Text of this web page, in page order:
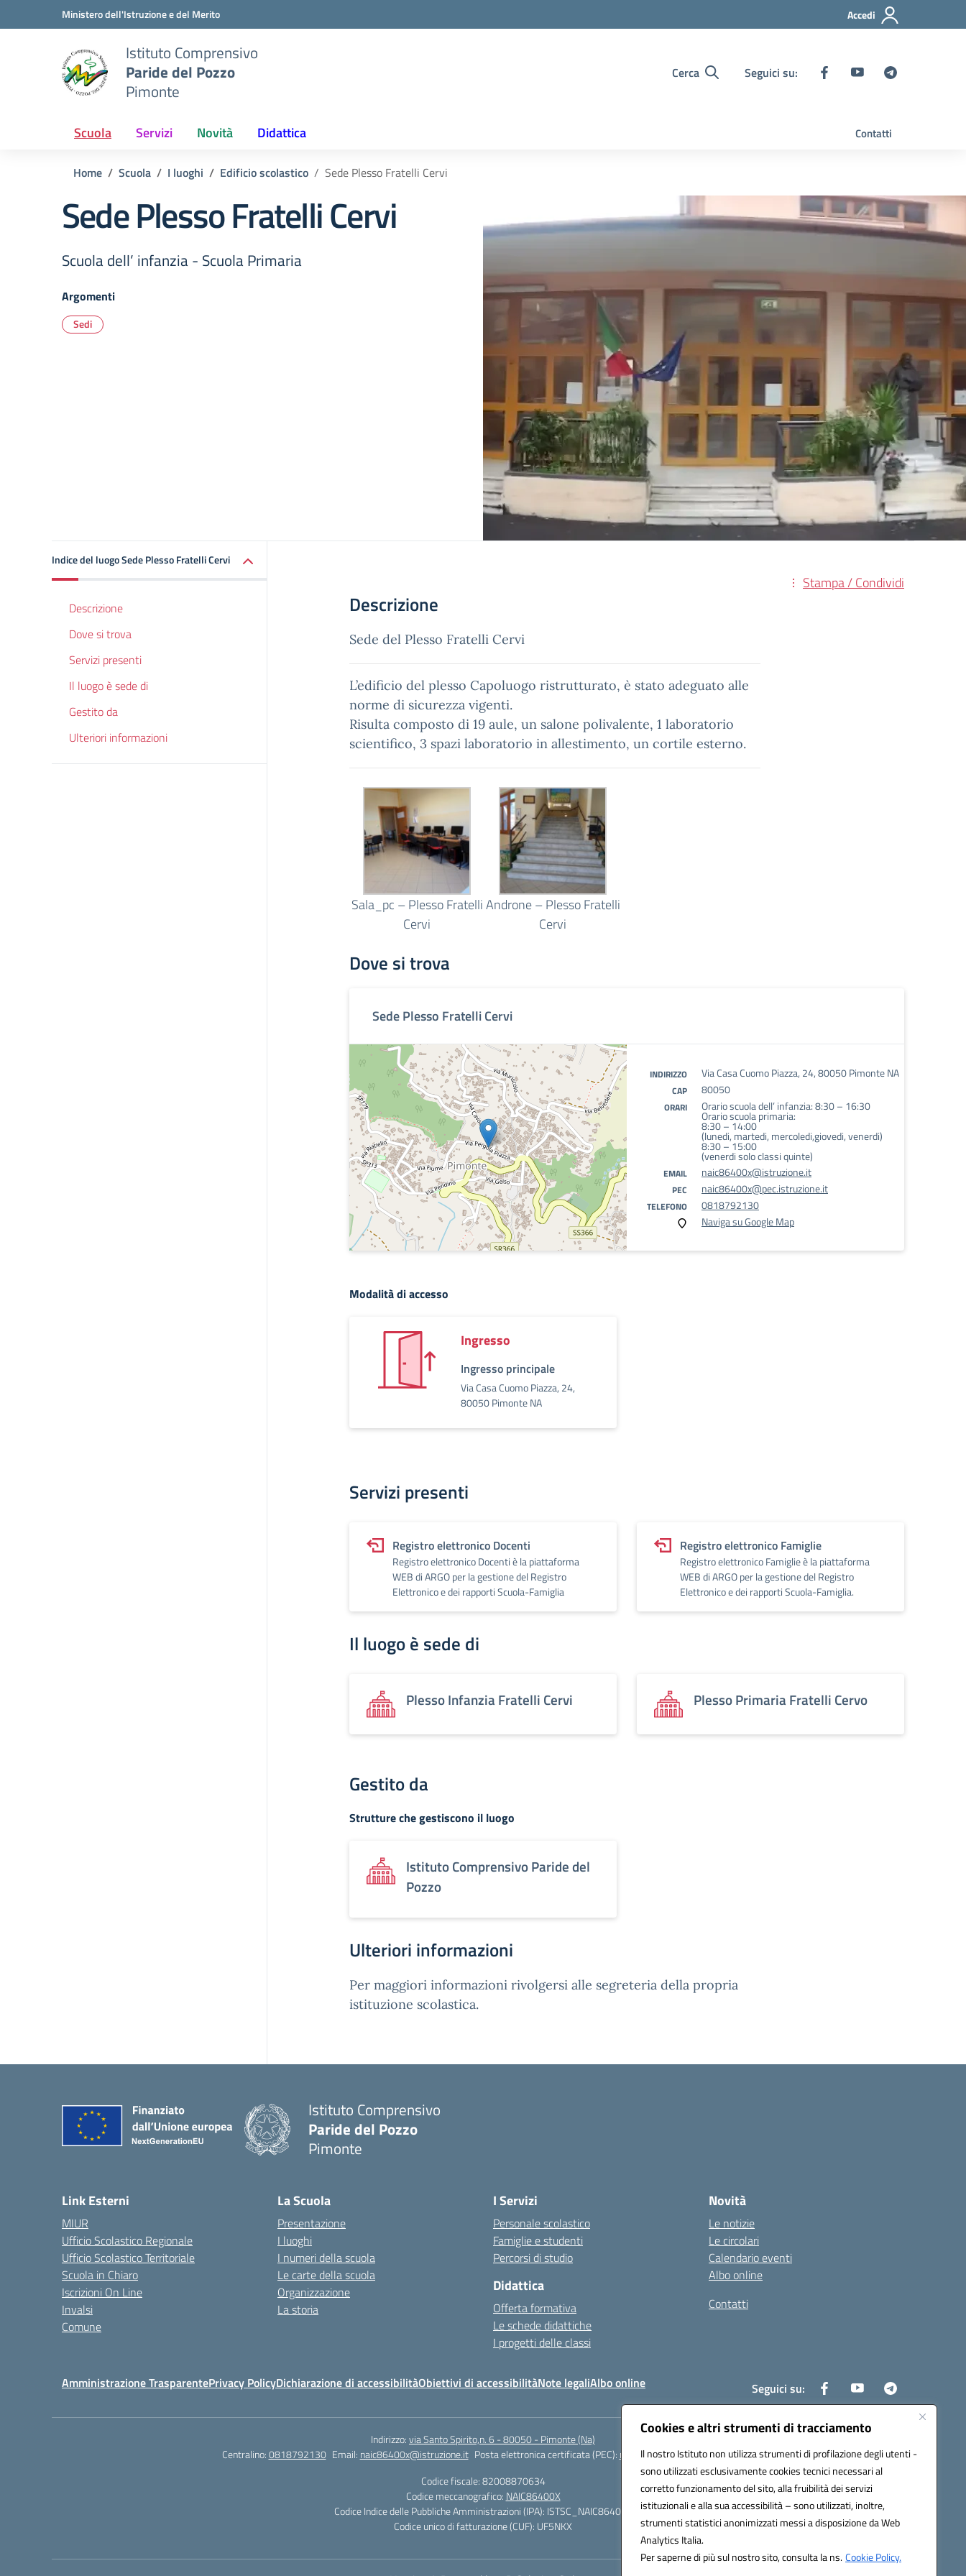
Cookies e altri strumenti di tracciamento
Il nostro Istituto non utilizza strumenti di profilazione degli utenti -
sono utilizzati esclusivamente cookies tecnici necessari al
corretto funzionamento del sito, alla fruibilità dei servizi
istituzionali e alla sua accessibilità – sono utilizzati, inoltre,
strumenti statistici anonimizzati messi a disposizione da Web
Analytics Italia.
Per saperne di più sul nostro sito, consulta la ns.Cookie Policy.
Vai ai contenuti
Vai al menu di navigazioneMinistero dell'Istruzione e del Merito Accedi
Istituto Comprensivo
Paride del Pozzo
Pimonte
Cerca Seguici su:
Scuola Servizi Novità Didattica Contatti
Home Scuola I luoghi Edificio scolastico Sede Plesso Fratelli Cervi
Sede Plesso Fratelli Cervi
Scuola dell’ infanzia - Scuola Primaria
Argomenti
Sedi
Indice del luogo Sede Plesso Fratelli Cervi
Descrizione
Dove si trova
Servizi presenti
Il luogo è sede di
Gestito da
Ulteriori informazioni
Stampa / Condividi
Descrizione
Sede del Plesso Fratelli Cervi
L’edificio del plesso Capoluogo ristrutturato, è stato adeguato alle
norme di sicurezza vigenti.
Risulta composto di 19 aule, un salone polivalente, 1 laboratorio
scientifico, 3 spazi laboratorio in allestimento, un cortile esterno.
Sala_pc – Plesso Fratelli
Cervi
Androne – Plesso Fratelli
Cervi
Dove si trova
Sede Plesso Fratelli Cervi
INDIRIZZO Via Casa Cuomo Piazza, 24, 80050 Pimonte NA
CAP 80050
ORARI Orario scuola dell’ infanzia: 8:30 – 16:30
Orario scuola primaria:
8:30 – 14:00
(lunedi, martedi, mercoledi,giovedi, venerdi)
8:30 – 15:00
(venerdi solo classi quinte)
EMAIL naic86400x@istruzione.it
PEC naic86400x@pec.istruzione.it
TELEFONO
0818792130
Naviga su Google Map
Modalità di accesso
Ingresso
Ingresso principale
Via Casa Cuomo Piazza, 24,
80050 Pimonte NA
Servizi presenti
Registro elettronico Docenti
Registro elettronico Docenti è la piattaforma
WEB di ARGO per la gestione del Registro
Elettronico e dei rapporti Scuola-Famiglia
Registro elettronico Famiglie
Registro elettronico Famiglie è la piattaforma
WEB di ARGO per la gestione del Registro
Elettronico e dei rapporti Scuola-Famiglia.
Il luogo è sede di
Plesso Infanzia Fratelli Cervi Plesso Primaria Fratelli Cervo
Gestito da
Strutture che gestiscono il luogo
Istituto Comprensivo Paride del
Pozzo
Ulteriori informazioni
Per maggiori informazioni rivolgersi alle segreteria della propria
istituzione scolastica.
Istituto Comprensivo
Paride del Pozzo
Pimonte
Link Esterni
MIUR
Ufficio Scolastico Regionale
Ufficio Scolastico Territoriale
Scuola in Chiaro
Iscrizioni On Line
Invalsi
Comune
La Scuola
Presentazione
I luoghi
I numeri della scuola
Le carte della scuola
Organizzazione
La storia
I Servizi
Personale scolastico
Famiglie e studenti
Percorsi di studio
Didattica
Offerta formativa
Le schede didattiche
I progetti delle classi
Novità
Le notizie
Le circolari
Calendario eventi
Albo online
Contatti
Amministrazione TrasparentePrivacy PolicyDichiarazione di accessibilitàObiettivi di accessibilitàNote legaliAlbo online Seguici su:
Indirizzo:via Santo Spirito,n. 6 - 80050 - Pimonte (Na)
Centralino:0818792130 Email: naic86400x@istruzione.it Posta elettronica certificata (PEC): naic86400x@pec.istruzione.it
Codice fiscale: 82008870634
Codice meccanografico: NAIC86400X
Codice Indice delle Pubbliche Amministrazioni (IPA): ISTSC_NAIC86400X
Codice unico di fatturazione (CUF): UF5NKX